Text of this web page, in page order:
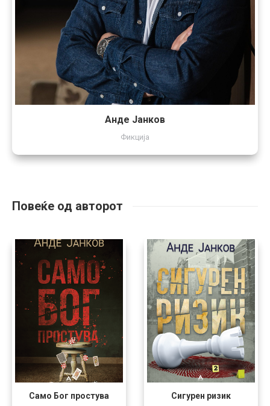
Анде Јанков
Фикција
Повеќе од авторот
Само Бог простува Сигурен ризик